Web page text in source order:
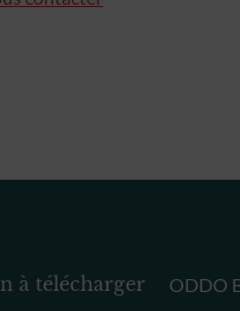
à télécharger ODDO